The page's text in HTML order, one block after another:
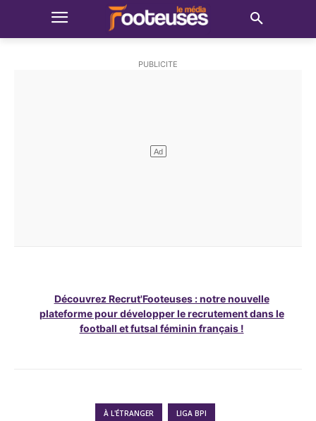
Découvrez Recrut'Footeuses : notre nouvelle
plateforme pour développer le recrutement dans le
football et futsal féminin français !
À L'ÉTRANGER LIGA BPI